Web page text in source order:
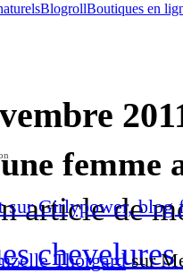
BlogrollBoutiques en
femme
article de
chevelures
sur Girlypower, blog
Thorgardsur